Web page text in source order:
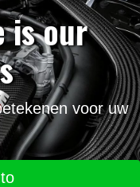
is our
voor uw